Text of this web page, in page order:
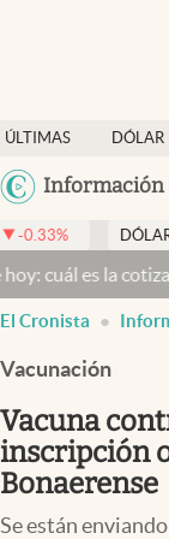
ÚLTIMAS
NOTICIAS
DÓLAR
Información
Dólar
Members
Economía y Política
Finanzas y Mercados
Mercados
Negocios
Columnistas
Otras secciones
DÓLAR TARJETA $
cotización del
El Cronista
Vacunación
Vacuna
inscripción
Bonaerense
Se están